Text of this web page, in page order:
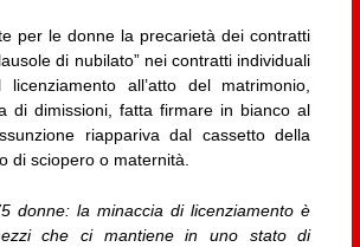
per le donne la precarietà dei contratti
di nubilato” nei contratti individuali
licenziamento all’atto del matrimonio,
di dimissioni, fatta firmare in bianco al
riappariva dal cassetto della
di sciopero o maternità.
donne: la minaccia di licenziamento è
che ci mantiene in uno stato di